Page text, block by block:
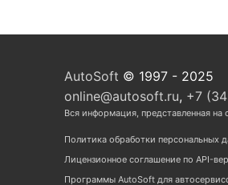
AutoSoft © 1997 - 2025
online@autosoft.ru, +7
Вся информация, представленная на
Политика обработки персональных
Лицензионное соглашение по API-
Программы AutoSoft для